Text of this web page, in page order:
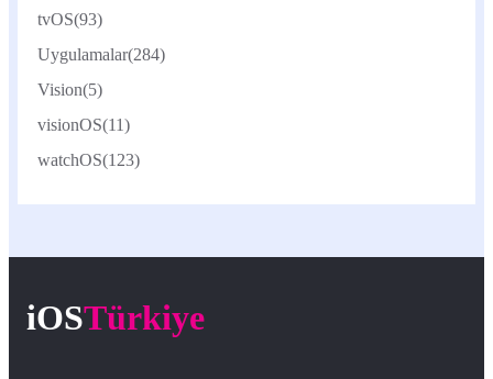
tvOS(93)
Uygulamalar(284)
Vision(5)
visionOS(11)
watchOS(123)
iOSTürkiye